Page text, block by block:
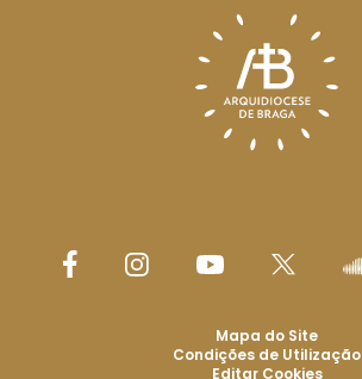
Mapa do Site
Condições de Utilização
Editar Cookies